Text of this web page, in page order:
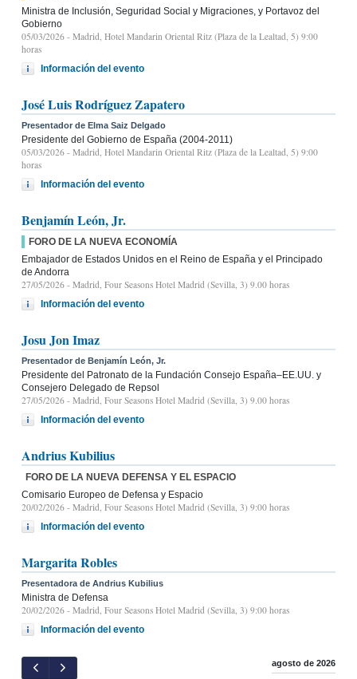
Ministra de Inclusión, Seguridad Social y Migraciones, y Portavoz del
Gobierno
05/03/2026 - Madrid, Hotel Mandarin Oriental Ritz (Plaza de la Lealtad, 5) 9:00
horas
Información del evento
José Luis Rodríguez Zapatero
Presentador de Elma Saiz Delgado
Presidente del Gobierno de España (2004-2011)
05/03/2026 - Madrid, Hotel Mandarin Oriental Ritz (Plaza de la Lealtad, 5) 9:00
horas
Información del evento
Benjamín León, Jr.
FORO DE LA NUEVA ECONOMÍA
Embajador de Estados Unidos en el Reino de España y el Principado
de Andorra
27/05/2026 - Madrid, Four Seasons Hotel Madrid (Sevilla, 3) 9.00 horas
Información del evento
Josu Jon Imaz
Presentador de Benjamín León, Jr.
Presidente del Patronato de la Fundación Consejo España–EE.UU. y
Consejero Delegado de Repsol
27/05/2026 - Madrid, Four Seasons Hotel Madrid (Sevilla, 3) 9.00 horas
Información del evento
Andrius Kubilius
FORO DE LA NUEVA DEFENSA Y EL ESPACIO
Comisario Europeo de Defensa y Espacio
20/02/2026 - Madrid, Four Seasons Hotel Madrid (Sevilla, 3) 9:00 horas
Información del evento
Margarita Robles
Presentadora de Andrius Kubilius
Ministra de Defensa
20/02/2026 - Madrid, Four Seasons Hotel Madrid (Sevilla, 3) 9:00 horas
Información del evento
agosto de 2026